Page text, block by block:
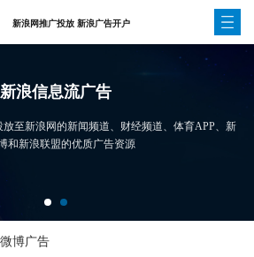
新浪网推广投放 新浪广告开户
新浪信息流广告
至新浪网的新闻频道、财经频道、体育APP、新
和新浪联盟的优质广告资源
博广告